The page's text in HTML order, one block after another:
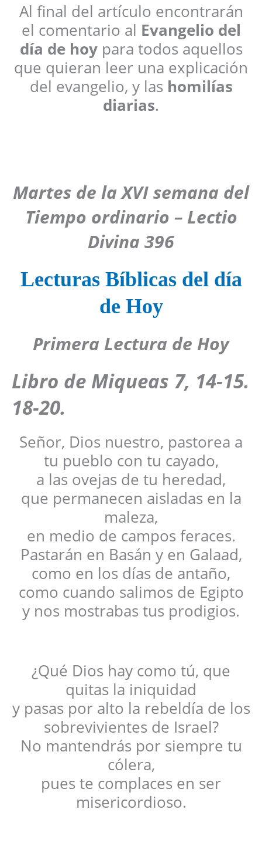
Al final del artículo encontrarán
el comentario al Evangelio del
día de hoypara todos aquellos
que quieran leer una explicación
del evangelio, y las homilías
diarias.
Martes de la XVI semana del
Tiempo ordinario – Lectio
Divina 396
Lecturas Bíblicas del día
de Hoy
Primera Lectura de Hoy
Libro de Miqueas 7, 14-15.
18-20.
Señor, Dios nuestro, pastorea a
tu pueblo con tu cayado,
a las ovejas de tu heredad,
que permanecen aisladas en la
maleza,
en medio de campos feraces.
Pastarán en Basán y en Galaad,
como en los días de antaño,
como cuando salimos de Egipto
y nos mostrabas tus prodigios.
¿Qué Dios hay como tú, que
quitas la iniquidad
y pasas por alto la rebeldía de los
sobrevivientes de Israel?
No mantendrás por siempre tu
cólera,
pues te complaces en ser
misericordioso.